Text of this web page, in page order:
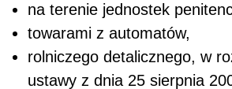
na terenie jednostek
towarami z automatów,
rolniczego detalicznego, w
ustawy z dnia 25 sierpnia